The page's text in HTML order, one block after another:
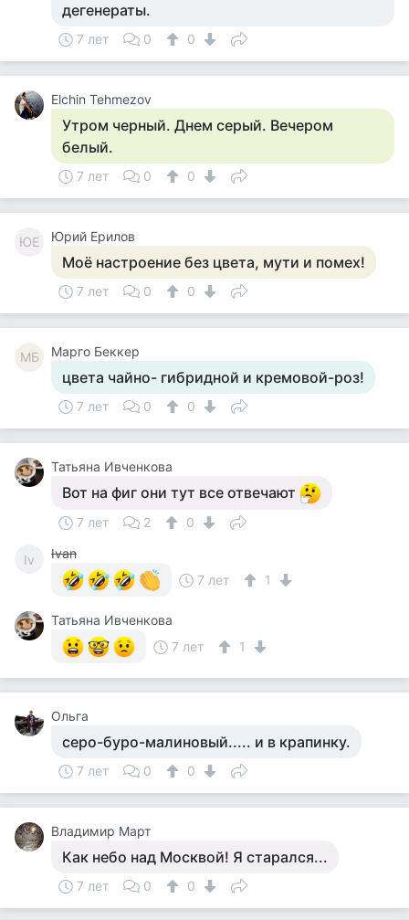
дегенераты.
7 лет 0 0
Elchin Tehmezov
Утром черный. Днем серый. Вечером
белый.
7 лет 0 0
ЮЕ Юрий Ерилов
Моё настроение без цвета, мути и помех!
7 лет 0 0
MБ Mарго Беккер
цвета чайно- гибридной и кремовой-роз!
7 лет 0 0
Татьяна Ивченкова
Вот на фиг они тут все отвечают
7 лет 2 0
Iv
Ivan
7 лет
1
Татьяна Ивченкова
7 лет
1
Ольга
серо-буро-малиновый..... и в крапинку.
7 лет 0 0
Владимир Март
Как небо над Москвой! Я старался...
7 лет 0 0